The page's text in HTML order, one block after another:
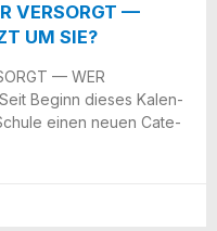
VERSORGT —
UM SIE?
— WER
Seit Beginn die­ses Kalen­
einen neu­en Cate­